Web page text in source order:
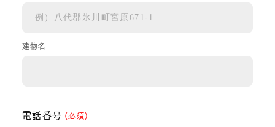
建物名
電話番号 （必須）